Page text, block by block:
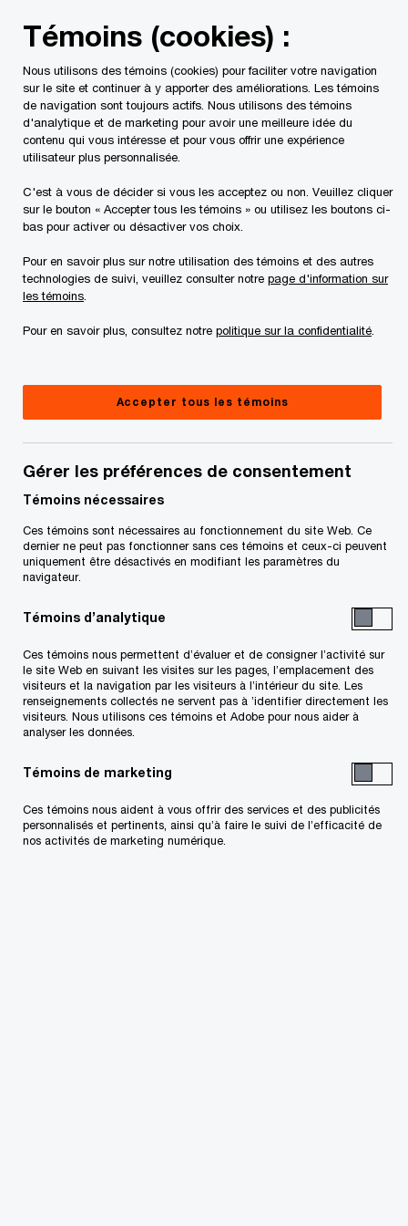
content
footer
PwC Canada Contacts r Rajesh Ahuja
Directeur, PwC Canada
Coordonnées
Courriel
Conjuguons expertise et tech pour vous permettre de propulser
vos idées, vos actions et vos résultats
Découvrez comment
Suivre PwC Canada
Témoins (cookies) :
Nous utilisons des témoins (cookies) pour faciliter votre navigation
sur le site et continuer à y apporter des améliorations. Les témoins
de navigation sont toujours actifs. Nous utilisons des témoins
d'analytique et de marketing pour avoir une meilleure idée du
contenu qui vous intéresse et pour vous offrir une expérience
utilisateur plus personnalisée.
C'est à vous de décider si vous les acceptez ou non. Veuillez cliquer
sur le bouton « Accepter tous les témoins » ou utilisez les boutons ci-
bas pour activer ou désactiver vos choix.
Pour en savoir plus sur notre utilisation des témoins et des autres
technologies de suivi, veuillez consulter notre page d'information sur
les témoins
Pour en savoir plus, consultez notre politique sur la confidentialité
Accepter tous les témoins
Gérer les préférences de consentement
Témoins nécessaires
Ces témoins sont nécessaires au fonctionnement du site Web. Ce
dernier ne peut pas fonctionner sans ces témoins et ceux-ci peuvent
uniquement être désactivés en modifiant les paramètres du
navigateur.
Témoins d’analytique
Ces témoins nous permettent d’évaluer et de consigner l’activité sur
le site Web en suivant les visites sur les pages, l’emplacement des
visiteurs et la navigation par les visiteurs à l’intérieur du site. Les
renseignements collectés ne servent pas à ’identifier directement les
visiteurs. Nous utilisons ces témoins et Adobe pour nous aider à
analyser les données.
Témoins de marketing
Ces témoins nous aident à vous offrir des services et des publicités
personnalisés et pertinents, ainsi qu’à faire le suivi de l’efficacité de
nos activités de marketing numérique.